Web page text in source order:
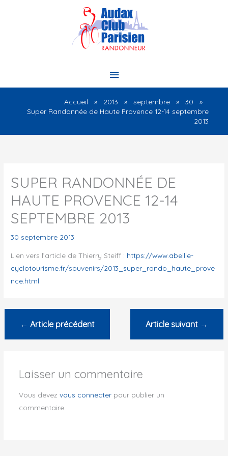
Menu
Accueil 2013 septembre
30
Super Randonnée de Haute Provence 12-14 septembre
2013
SUPER RANDONNÉE DE
HAUTE PROVENCE 12-14
SEPTEMBRE 2013
30 septembre 2013
Lien vers l’article de Thierry Steiff : https://www.abeille-
cyclotourisme.fr/souvenirs/2013_super_rando_haute_prove
nce.html
← Article précédent Article suivant →
Laisser un commentaire
Vous devez vous connecterpour publier un
commentaire.